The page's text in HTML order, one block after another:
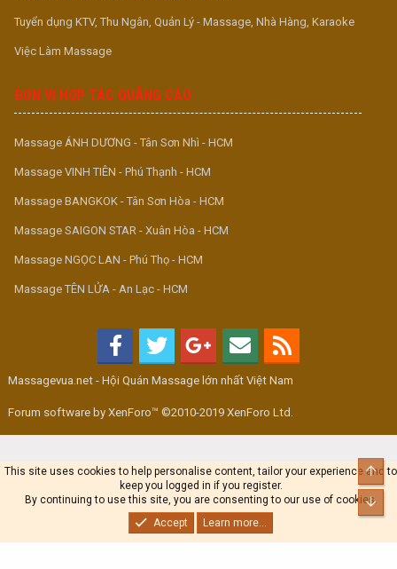
Tuyển dụng KTV, Thu Ngân, Quản Lý - Massage, Nhà Hàng, Karaoke
Việc Làm Massage
ĐƠN VỊ HỢP TÁC QUẢNG CÁO
Massage ÁNH DƯƠNG - Tân Sơn Nhì - HCM
Massage VINH TIÊN - Phú Thạnh - HCM
Massage BANGKOK - Tân Sơn Hòa - HCM
Massage SAIGON STAR - Xuân Hòa - HCM
Massage NGỌC LAN - Phú Thọ - HCM
Massage TÊN LỬA - An Lạc - HCM
Massagevua.net - Hội Quán Massage lớn nhất Việt Nam
Forum software by XenForo™ ©2010-2019 XenForo Ltd.
This site uses cookies to help personalise content, tailor your experience and to
keep you logged in if you register.
By continuing to use this site, you are consenting to our use of cookies.
Accept
Learn more...
Top